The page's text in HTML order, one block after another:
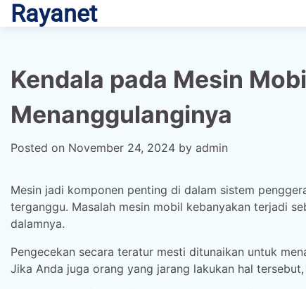
Skip
toRayanet
Kendala pada Mesin
Menanggulanginya
Posted on November 24, 2024 by admin
Mesin jadi komponen penting di dalam sistem
terganggu. Masalah mesin mobil kebanyakan terjadi
dalamnya.
Pengecekan secara teratur mesti ditunaikan untuk
Jika Anda juga orang yang jarang lakukan hal